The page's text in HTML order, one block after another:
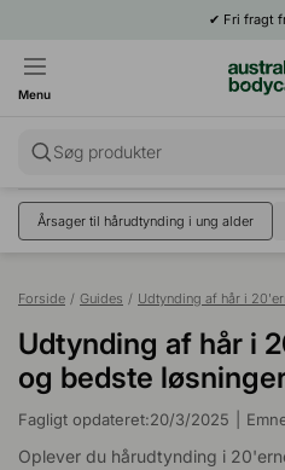
✔ Fri fragt
Menu
Søg produkter
Årsager til hårudtynding i ung alder
Forside / Guides / Udtynding af hår i
Udtynding af hår i
og bedste
Fagligt opdateret:20/3/2025
Oplever du hårudtynding i